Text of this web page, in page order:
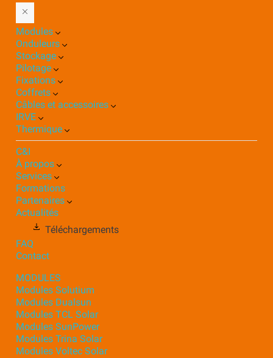
Modules
Onduleurs
Stockage
Pilotage
Fixations
Coffrets
Câbles et accessoires
IRVE
Thermique
C&I
À propos
Services
Formations
Partenaires
Actualités
Téléchargements
FAQ
Contact
MODULES
Modules Solutium
Modules Dualsun
Modules TCL Solar
Modules SunPower
Modules Trina Solar
Modules Voltec Solar